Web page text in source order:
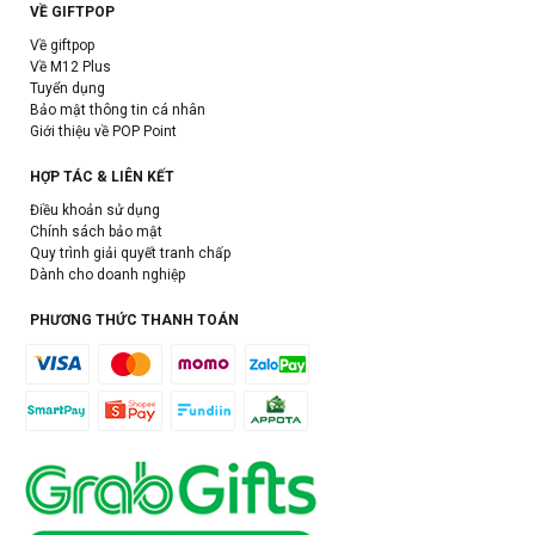
VỀ GIFTPOP
Về giftpop
Về M12 Plus
Tuyển dụng
Bảo mật thông tin cá nhân
Giới thiệu về POP Point
HỢP TÁC & LIÊN KẾT
Điều khoản sử dụng
Chính sách bảo mật
Quy trình giải quyết tranh chấp
Dành cho doanh nghiệp
PHƯƠNG THỨC THANH TOÁN